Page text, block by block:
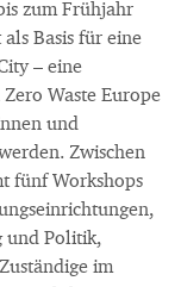
zum Frühjahr
Basis für eine
– eine
Waste Europe
und
Zwischen
fünf Workshops
und Politik,
im